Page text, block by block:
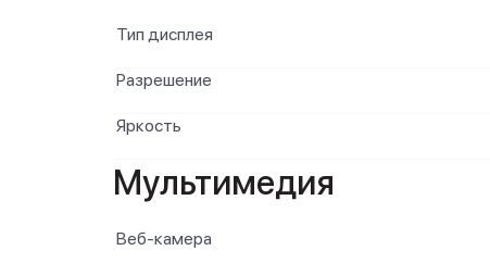
Тип дисплея
Разрешение
Яркость
Мультимедия
Веб-камера